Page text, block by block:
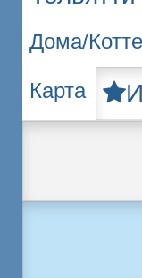
Дома/
Карта